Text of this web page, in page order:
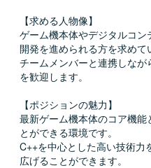
【求める人物像】
ゲーム機本体やデジタルコ
開発を進められる方を求めて
チームメンバーと連携しな
を歓迎します。
【ポジションの魅力】
最新ゲーム機本体のコア機
とができる環境です。
C++を中心とした高い技術力
広げることができます。